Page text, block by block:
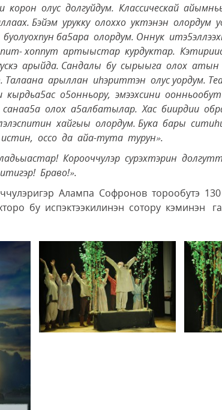
корон олус долгуйдум. Классическай
Бэйэм урукку олоххо уктэнэн олордум
буолуохпун ба5ара олордум. Оннук
хоппут артыыстар курдуктар.
арыйда. Сандалы бу сырыыга олох атын
Талаана арыллан иhэриттэн олус уордум.
о5онньору, эмээхсини
олох а5албатылар. Хас биирдии
хайгыы олордум. Бука бары сити
оссо да айа-тута турун».
Корооччулэр сурэхтэрин
Браво!».
Алампа Софронов торообутэ
бу испэктээкилинэн сотору кэминэн